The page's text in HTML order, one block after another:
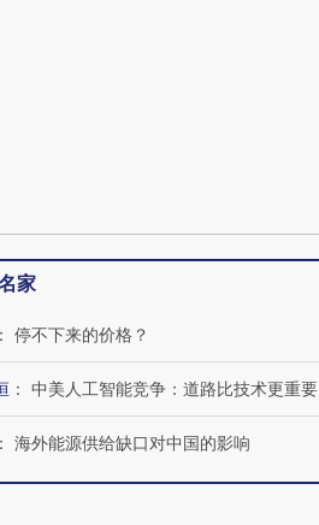
家
： 停不下来的价格？
： 中美人工智能竞争：道路比技术更重要
： 海外能源供给缺口对中国的影响